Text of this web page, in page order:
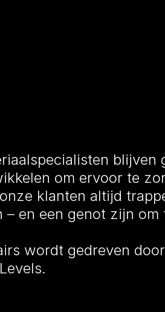
blijven
om ervoor te
klanten altijd
en een genot zijn om
wordt gedreven